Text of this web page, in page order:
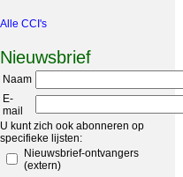
Alle CCI's
Nieuwsbrief
Naam
E-
mail
U kunt zich ook abonneren op
specifieke lijsten:
Nieuwsbrief-ontvangers
(extern)